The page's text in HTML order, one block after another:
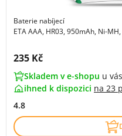
Baterie nabíjecí
ETA AAA, HR03, 950mAh, Ni-
Cena s DPH:
235 Kč
Skladem v e-shopu u
ihned k dispozici na 23
4.8